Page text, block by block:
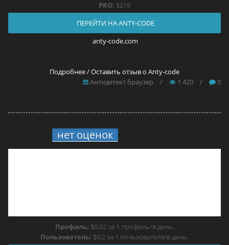
PRO: $219
ПЕРЕЙТИ НА ANTY-CODE
anty-code.com
Подробнее / Оставить отзыв о Anty-code
Антидетект браузер
/ 1 420 / 0
нет оценок
Профиль: $0,02 за 1 профиль/в день.
Пользователь: $0,2 за 1 пользователя/в день.